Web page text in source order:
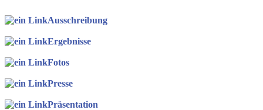
Ausschreibung
Ergebnisse
Fotos
Presse
Präsentation